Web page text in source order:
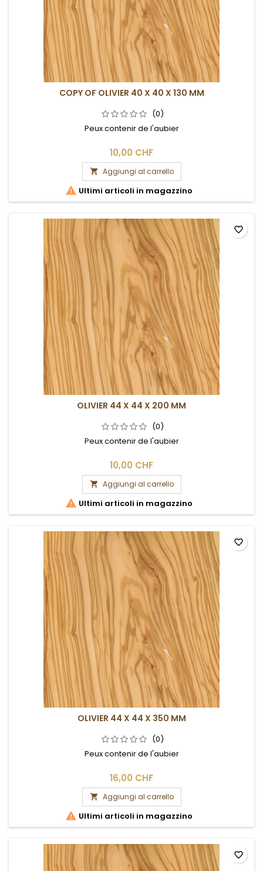
COPY OF OLIVIER 40 X 40 X 130 MM
(0)
Peux contenir de l'aubier
10,00 CHF
 Aggiungi al carrello
 Ultimi articoli in magazzino
OLIVIER 44 X 44 X 200 MM
(0)
Peux contenir de l'aubier
10,00 CHF
 Aggiungi al carrello
 Ultimi articoli in magazzino
favorite_border
OLIVIER 44 X 44 X 350 MM
(0)
Peux contenir de l'aubier
16,00 CHF
 Aggiungi al carrello
 Ultimi articoli in magazzino
favorite_border
favorite_border